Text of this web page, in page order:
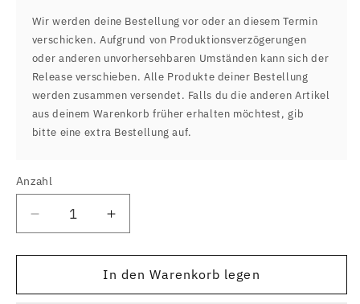
Wir werden deine Bestellung vor oder an diesem Termin
verschicken. Aufgrund von Produktionsverzögerungen
oder anderen unvorhersehbaren Umständen kann sich der
Release verschieben. Alle Produkte deiner Bestellung
werden zusammen versendet. Falls du die anderen Artikel
aus deinem Warenkorb früher erhalten möchtest, gib
bitte eine extra Bestellung auf.
Anzahl
Anzahl
Verringere
die
Menge
NOFX
Erhöhe
die
Menge
für
NOFX
In den Warenkorb legen